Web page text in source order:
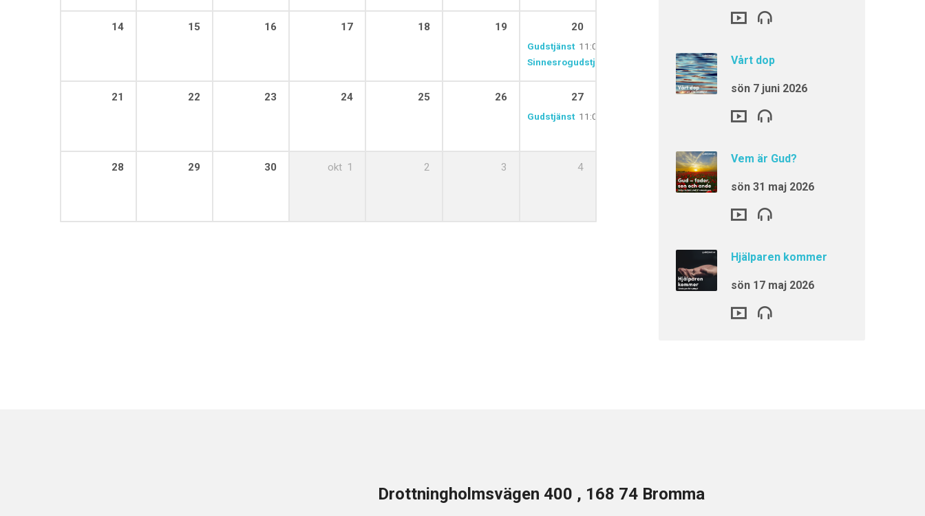
14 15 16 17 18 19 20
Gudstjänst 11:00
Sinnesrogudstjänst med nattvard
17:00
21 22 23 24 25 26 27
Gudstjänst 11:00
28 29 30 okt 1 2 3 4
Vårt dop
sön 7 juni 2026
Vem är Gud?
sön 31 maj 2026
Hjälparen kommer
sön 17 maj 2026
Drottningholmsvägen 400 , 168 74 Bromma